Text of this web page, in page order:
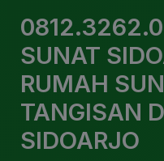
SUNAT
RUMAH
TANGISAN
SIDOARJO